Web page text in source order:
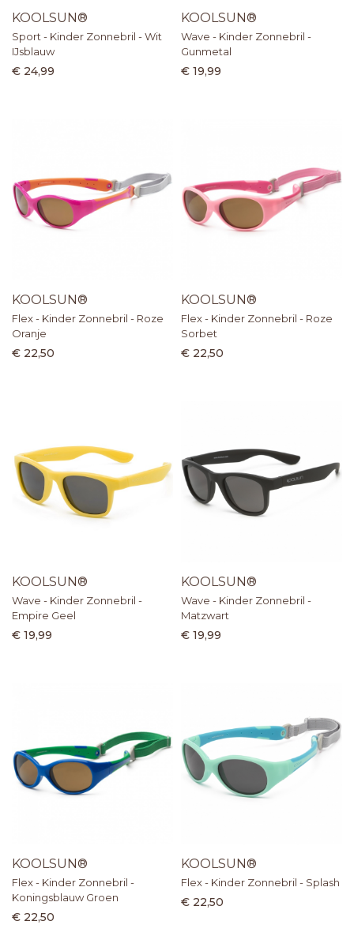
KOOLSUN®
Sport - Kinder Zonnebril - Wit
IJsblauw
€ 24,99
KOOLSUN®
Wave - Kinder Zonnebril -
Gunmetal
€ 19,99
KOOLSUN®
Flex - Kinder Zonnebril - Roze
Oranje
€ 22,50
KOOLSUN®
Flex - Kinder Zonnebril - Roze
Sorbet
€ 22,50
KOOLSUN®
Wave - Kinder Zonnebril -
Empire Geel
€ 19,99
KOOLSUN®
Wave - Kinder Zonnebril -
Matzwart
€ 19,99
KOOLSUN®
Flex - Kinder Zonnebril -
Koningsblauw Groen
€ 22,50
KOOLSUN®
Flex - Kinder Zonnebril - Splash
€ 22,50